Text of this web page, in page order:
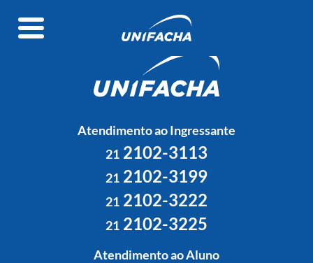
Atendimento ao Ingressante
212102-3113
212102-3199
212102-3222
212102-3225
Atendimento ao Aluno